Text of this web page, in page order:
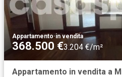
Appartamento·in vendita
368.500 €3.204 €/m²
Appartamento in vendita a